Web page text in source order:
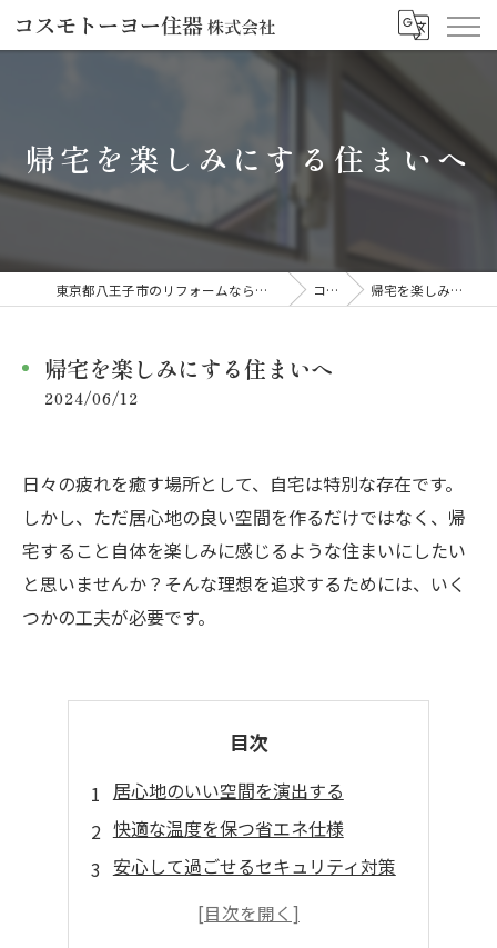
帰宅を楽しみにする住まいへ
東京都八王子市のリフォームならコスモトーヨー住器株式会社 コラム 帰宅を楽しみにする住まいへ
帰宅を楽しみにする住まいへ
2024/06/12
日々の疲れを癒す場所として、自宅は特別な存在です。
しかし、ただ居心地の良い空間を作るだけではなく、帰
宅すること自体を楽しみに感じるような住まいにしたい
と思いませんか？そんな理想を追求するためには、いく
つかの工夫が必要です。
目次
居心地のいい空間を演出する
快適な温度を保つ省エネ仕様
安心して過ごせるセキュリティ対策
自然素材を使った健康住宅